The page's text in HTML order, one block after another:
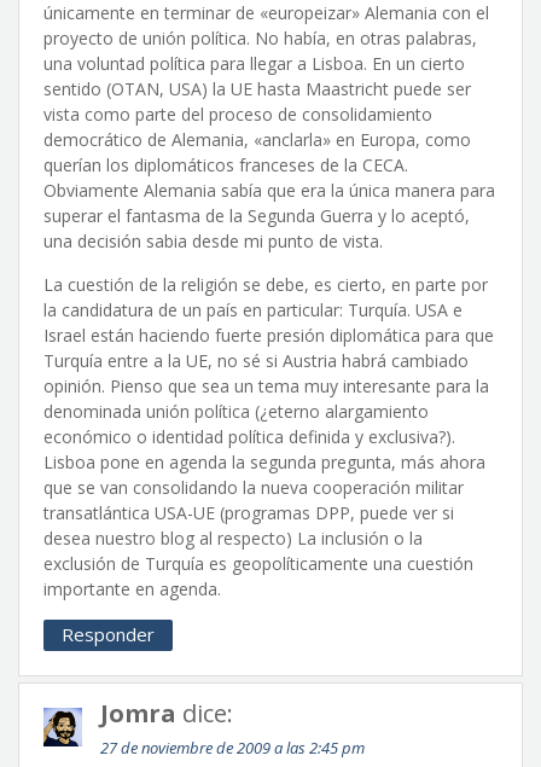
únicamente en terminar de «europeizar» Alemania con el
proyecto de unión política. No había, en otras palabras,
una voluntad política para llegar a Lisboa. En un cierto
sentido (OTAN, USA) la UE hasta Maastricht puede ser
vista como parte del proceso de consolidamiento
democrático de Alemania, «anclarla» en Europa, como
querían los diplomáticos franceses de la CECA.
Obviamente Alemania sabía que era la única manera para
superar el fantasma de la Segunda Guerra y lo aceptó,
una decisión sabia desde mi punto de vista.
La cuestión de la religión se debe, es cierto, en parte por
la candidatura de un país en particular: Turquía. USA e
Israel están haciendo fuerte presión diplomática para que
Turquía entre a la UE, no sé si Austria habrá cambiado
opinión. Pienso que sea un tema muy interesante para la
denominada unión política (¿eterno alargamiento
económico o identidad política definida y exclusiva?).
Lisboa pone en agenda la segunda pregunta, más ahora
que se van consolidando la nueva cooperación militar
transatlántica USA-UE (programas DPP, puede ver si
desea nuestro blog al respecto) La inclusión o la
exclusión de Turquía es geopolíticamente una cuestión
importante en agenda.
Responder
Jomra dice:
27 de noviembre de 2009 a las 2:45 pm